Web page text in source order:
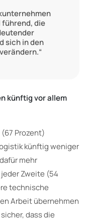
die
sich in den
künftig vor allem
Prozent)
künftig weniger
mehr
Zweite (54
technische
Arbeit übernehmen
dass die